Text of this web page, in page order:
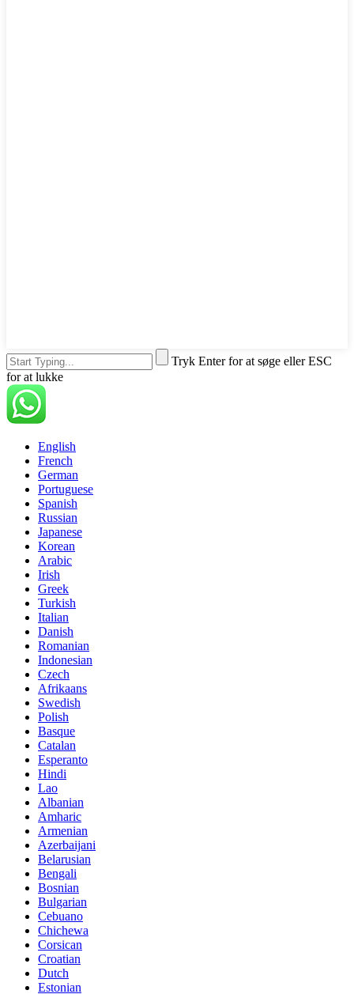
Tryk Enter for at søge eller ESC
for at lukke
English
French
German
Portuguese
Spanish
Russian
Japanese
Korean
Arabic
Irish
Greek
Turkish
Italian
Danish
Romanian
Indonesian
Czech
Afrikaans
Swedish
Polish
Basque
Catalan
Esperanto
Hindi
Lao
Albanian
Amharic
Armenian
Azerbaijani
Belarusian
Bengali
Bosnian
Bulgarian
Cebuano
Chichewa
Corsican
Croatian
Dutch
Estonian